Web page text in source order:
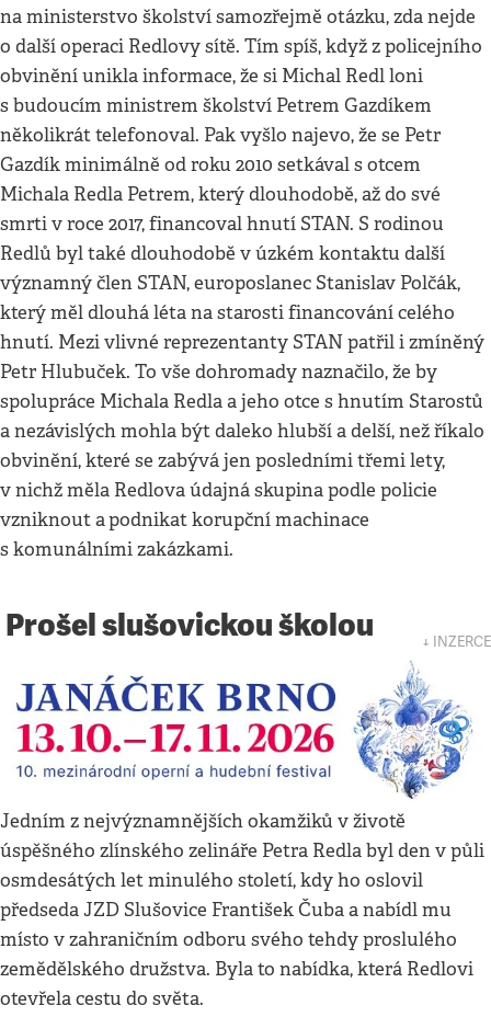
na ministerstvo školství samozřejmě otázku, zda nejde
o další operaci Redlovy sítě. Tím spíš, když z policejního
obvinění unikla informace, že si Michal Redl loni
s budoucím ministrem školství Petrem Gazdíkem
několikrát telefonoval. Pak vyšlo najevo, že se Petr
Gazdík minimálně od roku 2010 setkával s otcem
Michala Redla Petrem, který dlouhodobě, až do své
smrti v roce 2017, financoval hnutí STAN. S rodinou
Redlů byl také dlouhodobě v úzkém kontaktu další
významný člen STAN, europoslanec Stanislav Polčák,
který měl dlouhá léta na starosti financování celého
hnutí. Mezi vlivné reprezentanty STAN patřil i zmíněný
Petr Hlubuček. To vše dohromady naznačilo, že by
spolupráce Michala Redla a jeho otce s hnutím Starostů
a nezávislých mohla být daleko hlubší a delší, než říkalo
obvinění, které se zabývá jen posledními třemi lety,
v nichž měla Redlova údajná skupina podle policie
vzniknout apodnikat korupční machinace
s komunálními zakázkami.
Prošel slušovickou školou ↓ INZERCE
Jedním z nejvýznamnějších okamžiků v životě
úspěšného zlínského zelináře Petra Redla byl den v půli
osmdesátých let minulého století, kdy ho oslovil
předseda JZD Slušovice František Čuba a nabídl mu
místo v zahraničním odboru svého tehdy proslulého
zemědělského družstva. Byla to nabídka, která Redlovi
otevřela cestu do světa.